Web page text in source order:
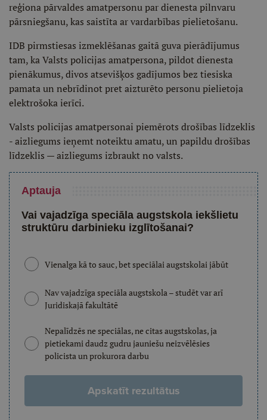
reģiona pārvaldes amatpersonu par dienesta pilnvaru
pārsniegšanu, kas saistīta ar vardarbības pielietošanu.
IDB pirmstiesas izmeklēšanas gaitā guva pierādījumus
tam, ka Valsts policijas amatpersona, pildot dienesta
pienākumus, divos atsevišķos gadījumos bez tiesiska
pamata un nebrīdinot pret aizturēto personu pielietoja
elektrošoka ierīci.
Valsts policijas amatpersonai piemērots drošības līdzeklis
- aizliegums ieņemt noteiktu amatu, un papildu drošības
līdzeklis — aizliegums izbraukt no valsts.
Aptauja
Vai vajadzīga speciāla augstskola iekšlietu
struktūru darbinieku izglītošanai?
Vienalga kā to sauc, bet speciālai augstskolai jābūt
Nav vajadzīga speciāla augstskola – studēt var arī
Juridiskajā fakultātē
Nepalīdzēs ne speciālas, ne citas augstskolas, ja
pietiekami daudz gudru jauniešu neizvēlēsies
policista un prokurora darbu
Apskatīt rezultātus